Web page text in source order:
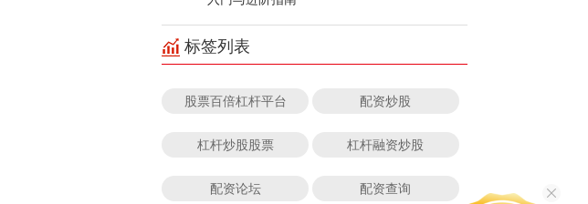
标签列表
股票百倍杠杆平台 配资炒股
杠杆炒股股票 杠杆融资炒股
配资论坛 配资查询